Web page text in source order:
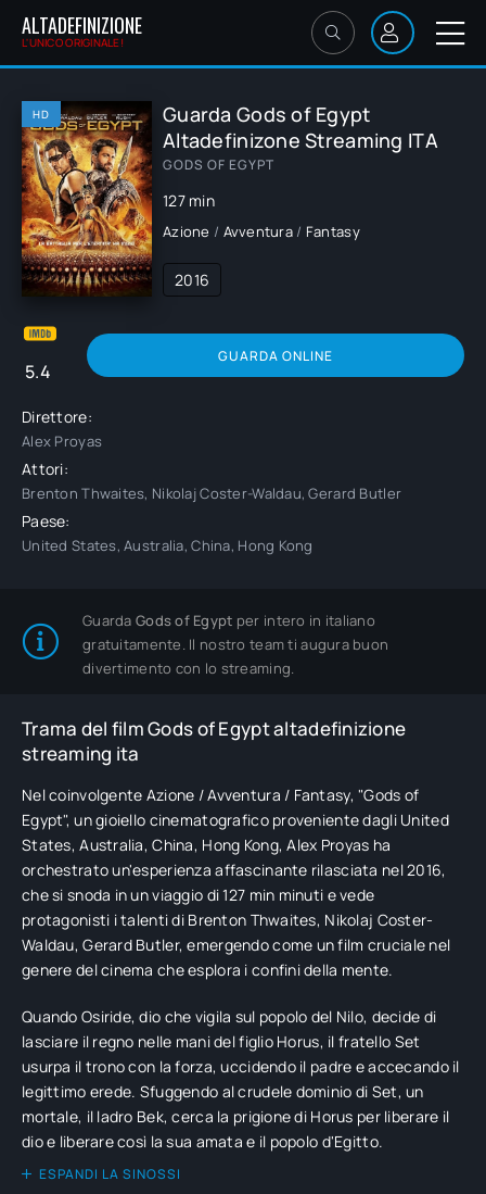
ALTADEFINIZIONE
L'UNICO ORIGINALE!
HD
Guarda Gods of Egypt
Altadefinizone Streaming ITA
GODS OF EGYPT
127 min
Azione / Avventura / Fantasy
2016
5.4
GUARDA ONLINE
Direttore:
Alex Proyas
Attori:
Brenton Thwaites, Nikolaj Coster-Waldau, Gerard Butler
Paese:
United States, Australia, China, Hong Kong
Guarda Gods of Egypt per intero in italiano
gratuitamente. Il nostro team ti augura buon
divertimento con lo streaming.
Trama del film Gods of Egypt altadefinizione
streaming ita
Nel coinvolgente Azione / Avventura / Fantasy, "Gods of
Egypt", un gioiello cinematografico proveniente dagli United
States, Australia, China, Hong Kong, Alex Proyas ha
orchestrato un'esperienza affascinante rilasciata nel 2016,
che si snoda in un viaggio di 127 min minuti e vede
protagonisti i talenti di Brenton Thwaites, Nikolaj Coster-
Waldau, Gerard Butler, emergendo come un film cruciale nel
genere del cinema che esplora i confini della mente.
Quando Osiride, dio che vigila sul popolo del Nilo, decide di
lasciare il regno nelle mani del figlio Horus, il fratello Set
usurpa il trono con la forza, uccidendo il padre e accecando il
legittimo erede. Sfuggendo al crudele dominio di Set, un
mortale, il ladro Bek, cerca la prigione di Horus per liberare il
dio e liberare così la sua amata e il popolo d'Egitto.
ESPANDI LA SINOSSI